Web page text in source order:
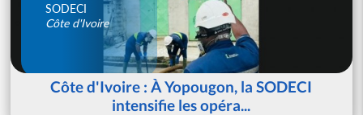
SODECI
Côte d'Ivoire
Côte d'Ivoire : À Yopougon, la SODECI
intensifie les opéra...